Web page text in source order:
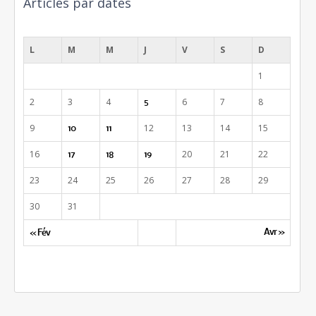
L M M J V S D
« Fév Avr »
1
2 3 4 5 6 7 8
9 10 11 12 13 14 15
16 17 18 19 20 21 22
23 24 25 26 27 28 29
30 31